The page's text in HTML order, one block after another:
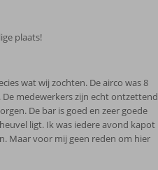
plaats!
wat wij zochten. De airco was 8
medewerkers zijn echt ontzettend
De bar is goed en zeer goede
ligt. Ik was iedere avond kapot
Maar voor mij geen reden om hier